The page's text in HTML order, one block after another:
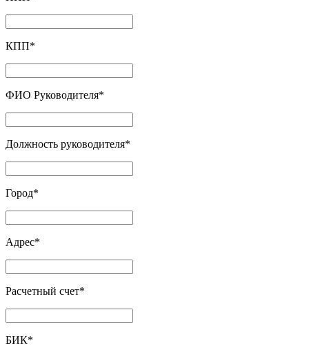
КПП*
ФИО Руководителя*
Должность руководителя*
Город*
Адрес*
Расчетный счет*
БИК*